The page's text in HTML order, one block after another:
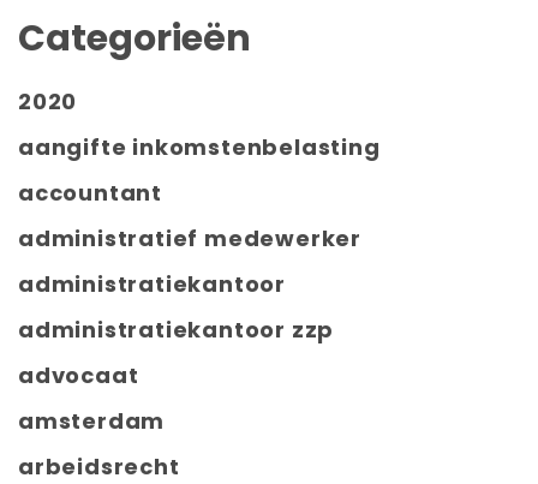
Categorieën
2020
aangifte inkomstenbelasting
accountant
administratief medewerker
administratiekantoor
administratiekantoor zzp
advocaat
amsterdam
arbeidsrecht